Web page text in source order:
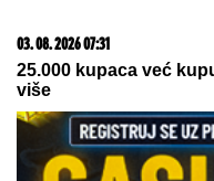
03. 08. 2026 07:31
25.000 kupaca već
više